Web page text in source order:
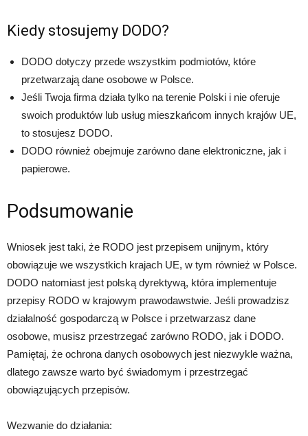
Kiedy stosujemy DODO?
DODO dotyczy przede wszystkim podmiotów, które
przetwarzają dane osobowe w Polsce.
Jeśli Twoja firma działa tylko na terenie Polski i nie oferuje
swoich produktów lub usług mieszkańcom innych krajów UE,
to stosujesz DODO.
DODO również obejmuje zarówno dane elektroniczne, jak i
papierowe.
Podsumowanie
Wniosek jest taki, że RODO jest przepisem unijnym, który
obowiązuje we wszystkich krajach UE, w tym również w Polsce.
DODO natomiast jest polską dyrektywą, która implementuje
przepisy RODO w krajowym prawodawstwie. Jeśli prowadzisz
działalność gospodarczą w Polsce i przetwarzasz dane
osobowe, musisz przestrzegać zarówno RODO, jak i DODO.
Pamiętaj, że ochrona danych osobowych jest niezwykle ważna,
dlatego zawsze warto być świadomym i przestrzegać
obowiązujących przepisów.
Wezwanie do działania: